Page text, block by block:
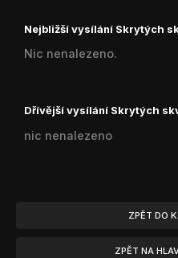
Nejbližší vysílání Skrytých
Nic nenalezeno.
Dřívější vysílání Skrytých
nic nenalezeno
ZPĚT DO
ZPĚT NA